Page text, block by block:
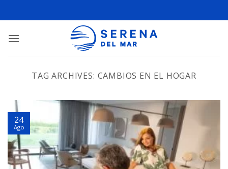
TAG ARCHIVES: CAMBIOS EN EL HOGAR
24
Ago